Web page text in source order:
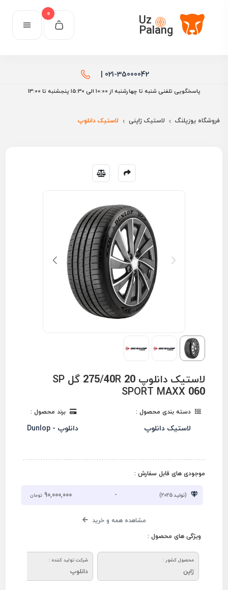
Uz
Palang
0
021-35000042 |
پاسخگویی تلفنی شنبه تا چهارشنبه از 10:00 الی ۱۵:30 پنجشنبه تا 13:00
فروشگاه یوزپلنگ لاستیک ژاپنی لاستیک دانلوپ
لاستیک دانلوپ 275/40R 20 گل SP
SPORT MAXX 060
دسته بندی محصول :
لاستیک دانلوپ
برند محصول :
دانلوپ - Dunlop
موجودی های قابل سفارش :
(تولید 2025) -
90,000,000 تومان
مشاهده همه و خرید
ویژگی های محصول :
محصول کشور :
ژاپن
شرکت تولید کننده :
دانلوپ